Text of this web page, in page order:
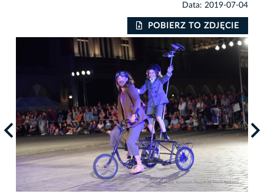
Data: 2019-07-04
POBIERZ TO ZDJĘCIE